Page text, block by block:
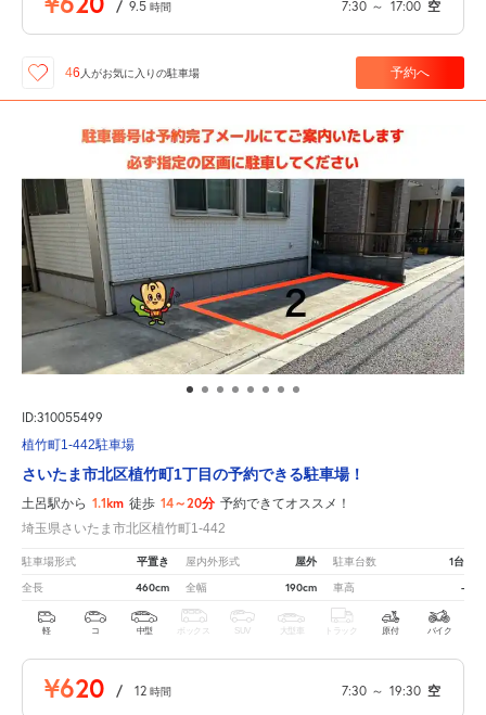
/ 9.5 時間 7:30 ～ 17:00 空
46 人がお気に入りの駐車場 予約へ
ID:310055499
植竹町1-442駐車場
さいたま市北区植竹町1丁目の予約できる駐車場！
土呂駅から 1.1km 徒歩 14～20分 予約できてオススメ！
埼玉県さいたま市北区植竹町1-442
駐車場形式 平置き 屋内外形式 屋外 駐車台数 1台
全長 460cm 全幅 190cm 車高 -
軽 コ 中型 ボックス SUV 大型車 トラック 原付 バイク
¥620 / 12 時間 7:30 ～ 19:30 空